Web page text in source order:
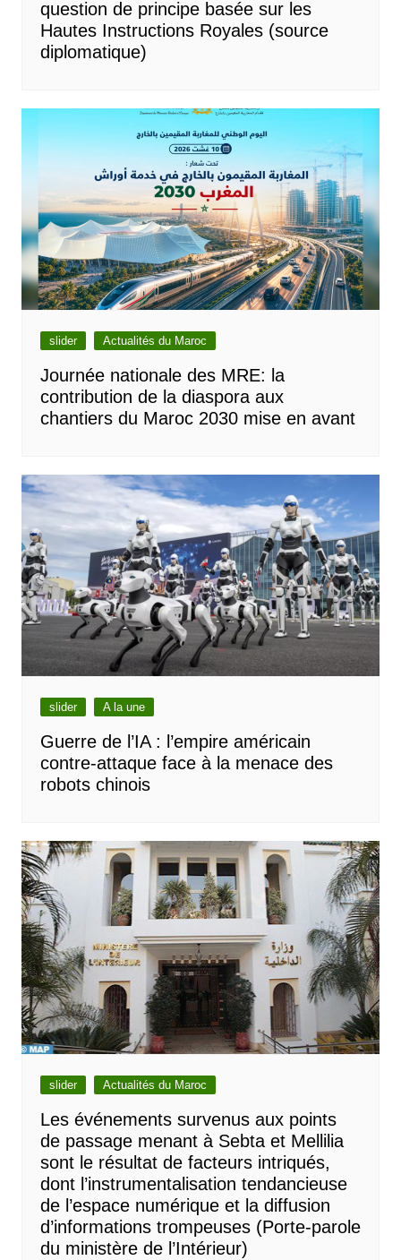
question de principe basée sur les
Hautes Instructions Royales (source
diplomatique)
slider Actualités du Maroc
Journée nationale des MRE: la
contribution de la diaspora aux
chantiers du Maroc 2030 mise en avant
slider A la une
Guerre de l’IA : l’empire américain
contre-attaque face à la menace des
robots chinois
slider Actualités du Maroc
Les événements survenus aux points
de passage menant à Sebta et Mellilia
sont le résultat de facteurs intriqués,
dont l’instrumentalisation tendancieuse
de l’espace numérique et la diffusion
d’informations trompeuses (Porte-parole
du ministère de l’Intérieur)